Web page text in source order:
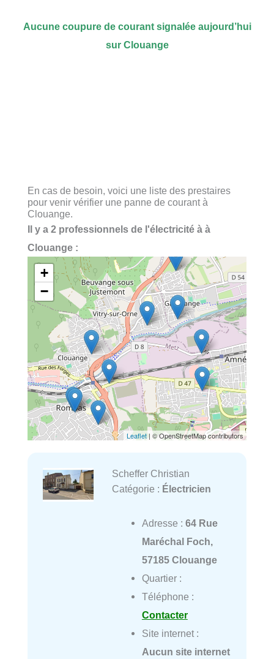
Aucune coupure de courant signalée aujourd’hui
sur Clouange
En cas de besoin, voici une liste des prestaires
pour venir vérifier une panne de courant à
Clouange.
Il y a 2 professionnels de l'électricité à à
Clouange :
+
−
Leaflet | © OpenStreetMap contributors
Scheffer Christian
Catégorie : Électricien
Adresse : 64 Rue
Maréchal Foch,
57185 Clouange
Quartier :
Téléphone :
Contacter
Site internet :
Aucun site internet